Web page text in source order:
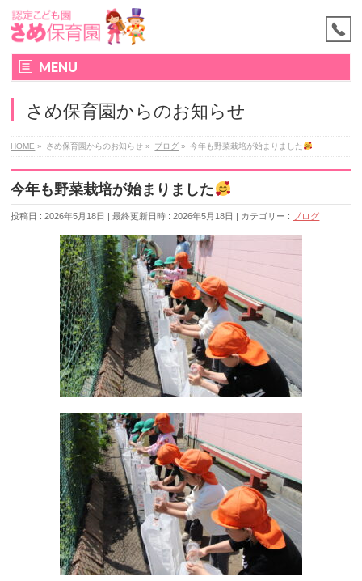
MENU
さめ保育園からのお知らせ
HOME » さめ保育園からのお知らせ » ブログ » 今年も野菜栽培が始まりました
今年も野菜栽培が始まりました
投稿日 : 2026年5月18日 最終更新日時 : 2026年5月18日 カテゴリー : ブログ